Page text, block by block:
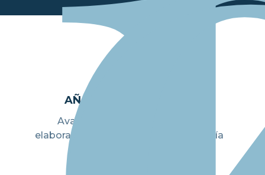
AÑOS DE TRAYECTORIA
Avalan a la familia López en la
elaboración de productos de pastelería